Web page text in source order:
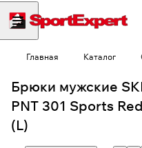
Главная Каталог
Брюки мужские SKI
PNT 301 Sports Red
(L)